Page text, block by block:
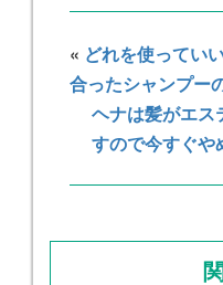
« どれを使ってい
合ったシャンプー
ヘナは髪がエス
すので今すぐや